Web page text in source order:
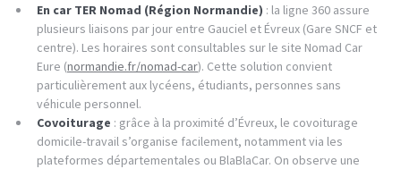
En car TER Nomad (Région Normandie) : la ligne 360 assure
plusieurs liaisons par jour entre Gauciel et Évreux (Gare SNCF et
centre). Les horaires sont consultables sur le site Nomad Car
Eure (normandie.fr/nomad-car). Cette solution convient
particulièrement aux lycéens, étudiants, personnes sans
véhicule personnel.
Covoiturage : grâce à la proximité d’Évreux, le covoiturage
domicile-travail s’organise facilement, notamment via les
plateformes départementales ou BlaBlaCar. On observe une